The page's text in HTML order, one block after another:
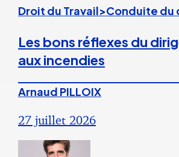
Droit du Travail>Conduite du
Les bons réflexes du
aux incendies
Arnaud PILLOIX
27 juillet 2026